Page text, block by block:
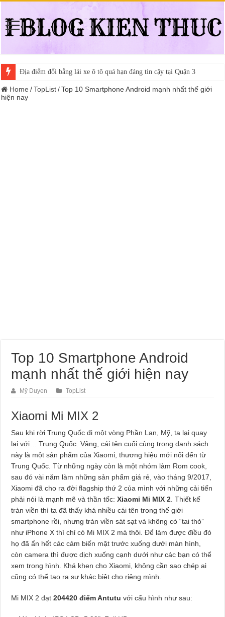
Địa điểm đổi bằng lái xe ô tô quá hạn đáng tin cậy tại Quận 3
Trung tâm nào học thi giấy phép lái xe hạng A (A2 cũ), A1 uy tín tại
Home / TopList / Top 10 Smartphone Android mạnh nhất thế giới
hiện nay
Top 10 Smartphone Android
mạnh nhất thế giới hiện nay
Mỹ Duyen TopList
Xiaomi Mi MIX 2
Sau khi rời Trung Quốc đi một vòng Phần Lan, Mỹ, ta lại quay
lại với… Trung Quốc. Vâng, cái tên cuối cùng trong danh sách
này là một sản phẩm của Xiaomi, thương hiệu mới nổi đến từ
Trung Quốc. Từ những ngày còn là một nhóm làm Rom cook,
sau đó vài năm làm những sản phẩm giá rẻ, vào tháng 9/2017,
Xiaomi đã cho ra đời flagship thứ 2 của mình với những cải tiến
phải nói là mạnh mẽ và thần tốc:Xiaomi Mi MIX 2 . Thiết kế
tràn viền thì ta đã thấy khá nhiều cái tên trong thế giới
smartphone rồi, nhưng tràn viền sát sạt và không có “tai thỏ”
như iPhone X thì chỉ có Mi MIX 2 mà thôi. Để làm được điều đó
họ đã ẩn hết các cảm biến mặt trước xuống dưới màn hình,
còn camera thì được dịch xuống cạnh dưới như các bạn có thể
xem trong hình. Khá khen cho Xiaomi, không cần sao chép ai
cũng có thể tạo ra sự khác biệt cho riêng mình.
Mi MIX 2 đạt204420 điểm Antutu với cấu hình như sau: